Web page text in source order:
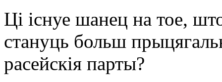
Ці існуе шанец на тое,
стануць больш
расейскія парты?